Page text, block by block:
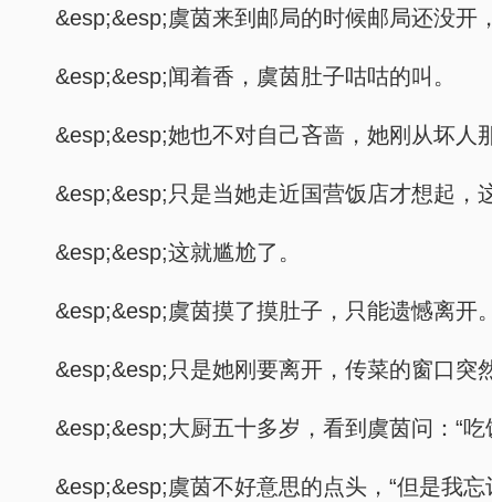
&esp;&esp;虞茵来到邮局的时候邮局还没开
&esp;&esp;闻着香，虞茵肚子咕咕的叫。
&esp;&esp;她也不对自己吝啬，她刚从坏人
&esp;&esp;只是当她走近国营饭店才想起，
&esp;&esp;这就尴尬了。
&esp;&esp;虞茵摸了摸肚子，只能遗憾离开。
&esp;&esp;只是她刚要离开，传菜的窗口突
&esp;&esp;大厨五十多岁，看到虞茵问：“吃
&esp;&esp;虞茵不好意思的点头，“但是我